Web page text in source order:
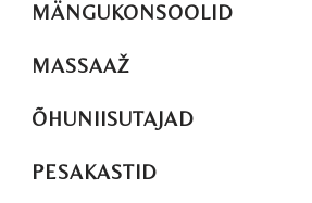
MÄNGUKONSOOLID
MASSAAŽ
ÕHUNIISUTAJAD
PESAKASTID